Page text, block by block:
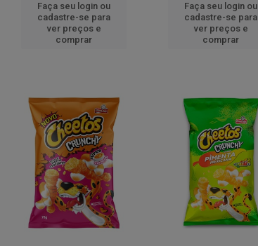
Faça seu login ou
cadastre-se para
ver preços e
comprar
Faça seu login ou
cadastre-se para
ver preços e
comprar